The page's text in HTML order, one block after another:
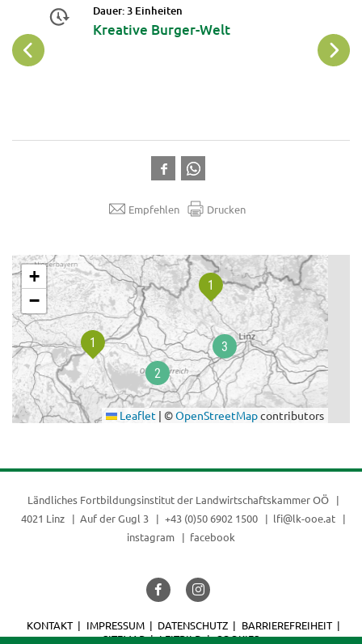
&
Dauer: 3 Einheiten
Kreative Burger-Welt
Empfehlen Drucken
.
+
−
Leaflet | ©OpenStreetMapcontributors
Ländliches Fortbildungsinstitut der Landwirtschaftskammer OÖ
4021 Linz
Auf der Gugl 3 +43 (0)50 6902 1500
lfi@lk-ooe.at
instagram
facebook
KONTAKT IMPRESSUM DATENSCHUTZ
BARRIEREFREIHEIT
SITEMAP
LEITBILD COOKIES